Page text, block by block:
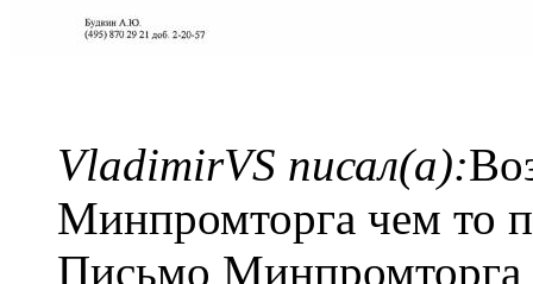
VladimirVS писал(а):
Минпромторга чем то
Письмо Минпромторга